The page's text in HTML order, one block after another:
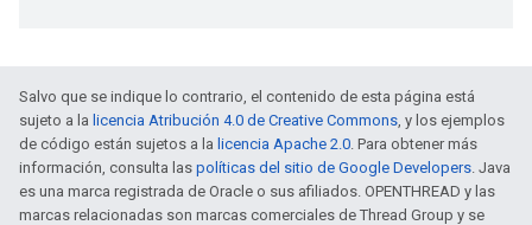
Salvo que se indique lo contrario, el contenido de esta página está
sujeto a la licencia Atribución 4.0 de Creative Commons, y los ejemplos
de código están sujetos a la licencia Apache 2.0. Para obtener más
información, consulta las políticas del sitio de Google Developers. Java
es una marca registrada de Oracle o sus afiliados. OPENTHREAD y las
marcas relacionadas son marcas comerciales de Thread Group y se